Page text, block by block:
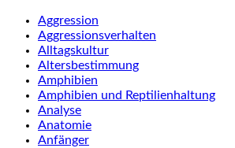
Aggression
Aggressionsverhalten
Alltagskultur
Altersbestimmung
Amphibien
Amphibien und Reptilienhaltung
Analyse
Anatomie
Anfänger